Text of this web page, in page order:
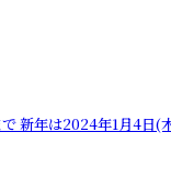
年は2024年1月4日(